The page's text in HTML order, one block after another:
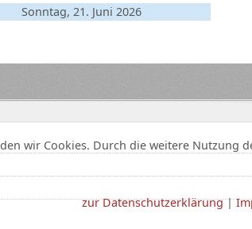
Sonntag, 21. Juni 2026
wir Cookies. Durch die weitere Nutzung
zur Datenschutzerklärung|